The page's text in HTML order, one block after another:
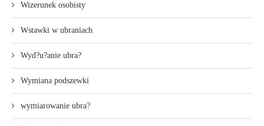
Wizerunek osobisty
Wstawki w ubraniach
Wyd?u?anie ubra?
Wymiana podszewki
wymiarowanie ubra?